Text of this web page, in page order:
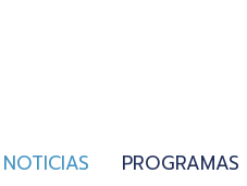
NOTICIAS PROGRAMAS